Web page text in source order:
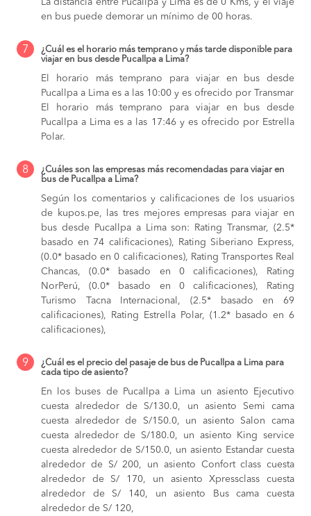
La distancia entre Pucallpa y Lima es de 0 Kms, y el viaje
en bus puede demorar un mínimo de 00 horas.
7
¿Cuál es el horario más temprano y más tarde disponible para
viajar en bus desde Pucallpa a Lima?
El horario más temprano para viajar en bus desde
Pucallpa a Lima es a las 10:00 y es ofrecido por Transmar
El horario más temprano para viajar en bus desde
Pucallpa a Lima es a las 17:46 y es ofrecido por Estrella
Polar.
8
¿Cuáles son las empresas más recomendadas para viajar en
bus de Pucallpa a Lima?
Según los comentarios y calificaciones de los usuarios
de kupos.pe, las tres mejores empresas para viajar en
bus desde Pucallpa a Lima son: Rating Transmar, (2.5*
basado en 74 calificaciones), Rating Siberiano Express,
(0.0* basado en 0 calificaciones), Rating Transportes Real
Chancas, (0.0* basado en 0 calificaciones), Rating
NorPerú, (0.0* basado en 0 calificaciones), Rating
Turismo Tacna Internacional, (2.5* basado en 69
calificaciones), Rating Estrella Polar, (1.2* basado en 6
calificaciones),
9
¿Cuál es el precio del pasaje de bus de Pucallpa a Lima para
cada tipo de asiento?
En los buses de Pucallpa a Lima
un asiento Ejecutivo
cuesta alrededor de S/130.0,
un asiento Semi cama
cuesta alrededor de S/150.0, un asiento Salon cama
cuesta alrededor de S/180.0, un asiento King service
cuesta alrededor de S/150.0, un asiento Estandar cuesta
alrededor de S/ 200, un asiento Confort class cuesta
alrededor de S/ 170, un asiento Xpressclass cuesta
alrededor de S/ 140,
un asiento Bus cama cuesta
alrededor de S/ 120,